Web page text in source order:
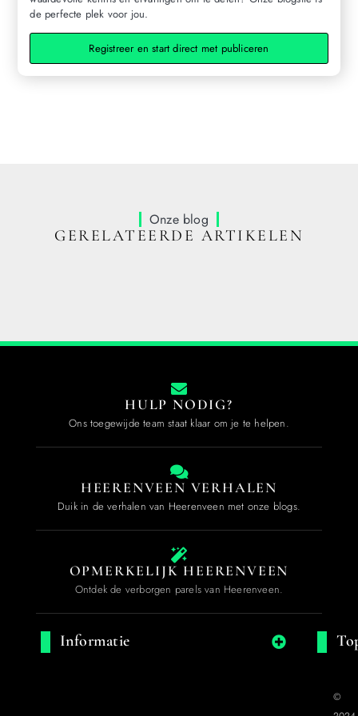
de perfecte plek voor jou.
Registreer en start direct met publiceren
Onze blog
GERELATEERDE ARTIKELEN
HULP NODIG?
Ons toegewijde team staat klaar om je te helpen.
HEERENVEEN VERHALEN
Duik in de verhalen van Heerenveen met onze blogs.
OPMERKELIJK HEERENVEEN
Ontdek de verborgen parels van Heerenveen.
Informatie
©